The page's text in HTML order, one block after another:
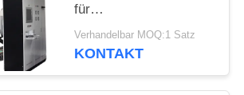
für
Legierungspulvermaterialien
Verhandelbar MOQ:1 Satz
KONTAKT